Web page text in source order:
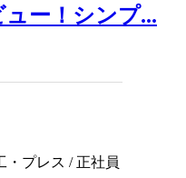
ー！シンプ...
・プレス / 正社員